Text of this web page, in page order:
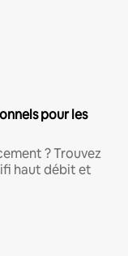
pour les
? Trouvez
haut débit et